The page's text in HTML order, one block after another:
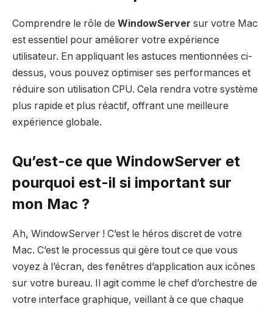
Comprendre le rôle de WindowServer sur votre Mac
est essentiel pour améliorer votre expérience
utilisateur. En appliquant les astuces mentionnées ci-
dessus, vous pouvez optimiser ses performances et
réduire son utilisation CPU. Cela rendra votre système
plus rapide et plus réactif, offrant une meilleure
expérience globale.
Qu’est-ce que WindowServer et
pourquoi est-il si important sur
mon Mac ?
Ah, WindowServer ! C’est le héros discret de votre
Mac. C’est le processus qui gère tout ce que vous
voyez à l’écran, des fenêtres d’application aux icônes
sur votre bureau. Il agit comme le chef d’orchestre de
votre interface graphique, veillant à ce que chaque